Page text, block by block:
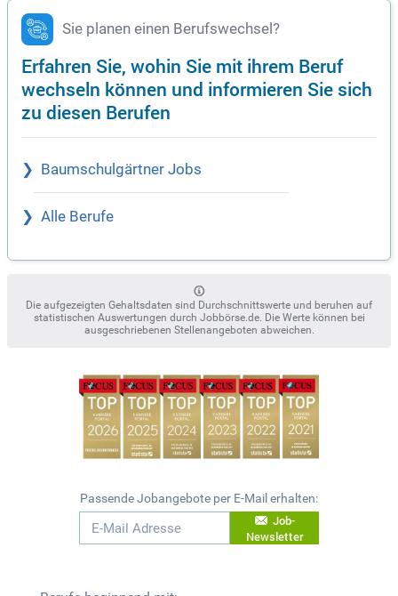
Sie planen einen Berufswechsel?
Erfahren Sie, wohin Sie mit ihrem Beruf
wechseln können und informieren Sie sich
zu diesen Berufen
Baumschulgärtner Jobs
Alle Berufe
Die aufgezeigten Gehaltsdaten sind Durchschnittswerte und beruhen auf
statistischen Auswertungen durch Jobbörse.de. Die Werte können bei
ausgeschriebenen Stellenangeboten abweichen.
Passende Jobangebote per E-Mail erhalten:
Job-
Newsletter